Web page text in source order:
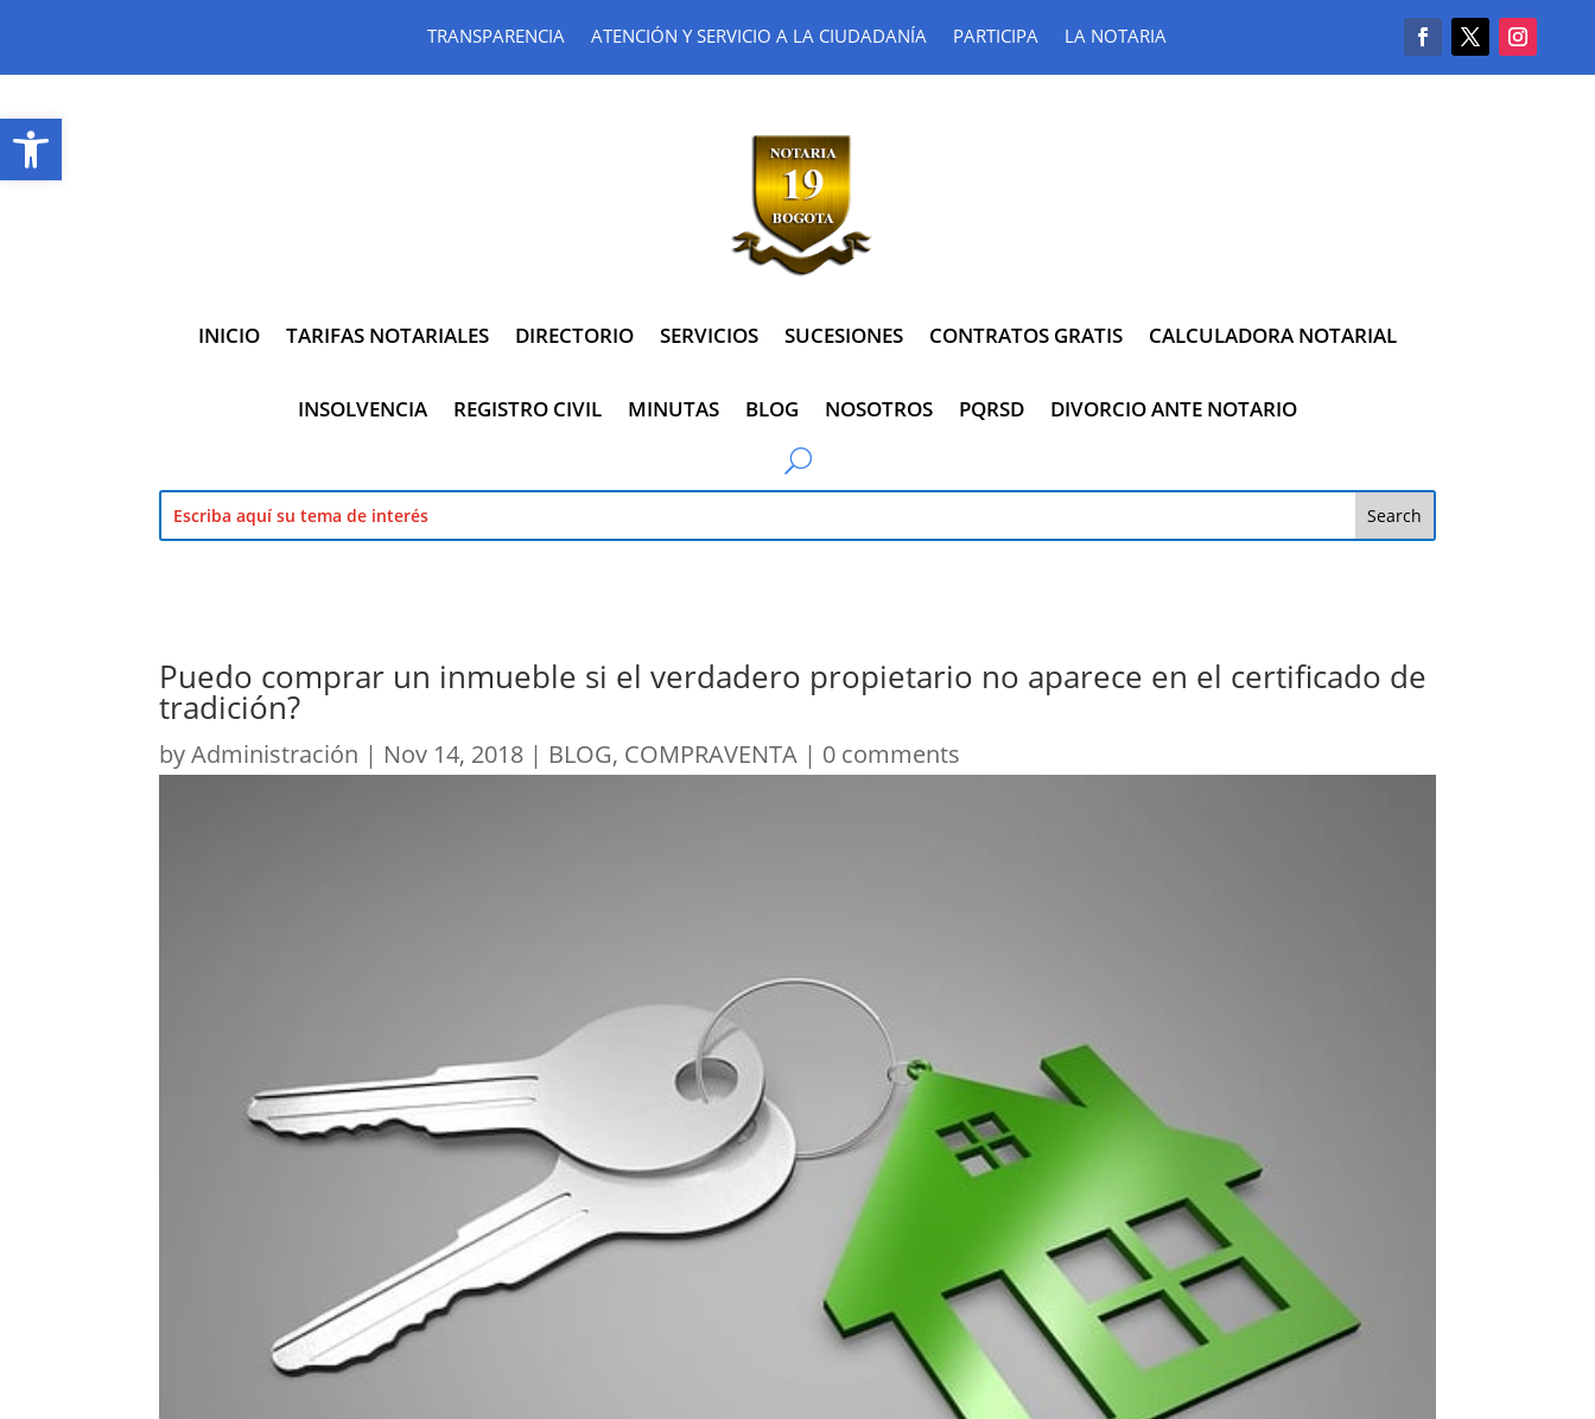
Abrir barra de herramientas
TRANSPARENCIA ATENCIÓN Y SERVICIO A LA CIUDADANÍA PARTICIPA LA NOTARIA
INICIO TARIFAS NOTARIALES DIRECTORIO SERVICIOS SUCESIONES CONTRATOS GRATIS CALCULADORA NOTARIAL
INSOLVENCIA REGISTRO CIVIL MINUTAS BLOG NOSOTROS PQRSD DIVORCIO ANTE NOTARIO
Puedo comprar un inmueble si el verdadero propietario no aparece en el certificado de
tradición?
byAdministración | Nov 14, 2018 | BLOG, COMPRAVENTA | 0 comments